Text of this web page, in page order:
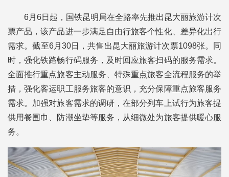
6月6日起，国铁昆明局在全路率先推出昆大丽旅游计次
票产品，该产品进一步满足自由行旅客个性化、差异化出行
需求。截至6月30日，共售出昆大丽旅游计次票1098张。同
时，强化铁路畅行码服务，及时回应旅客扫码的服务需求。
全面推行重点旅客主动服务、特殊重点旅客全流程服务的举
措，强化客运职工服务旅客的意识，充分保障重点旅客服务
需求。加强对旅客需求的调研，在部分列车上试行为旅客提
供用餐围巾、防潮坐垫等服务，从细微处为旅客提供暖心服
务。